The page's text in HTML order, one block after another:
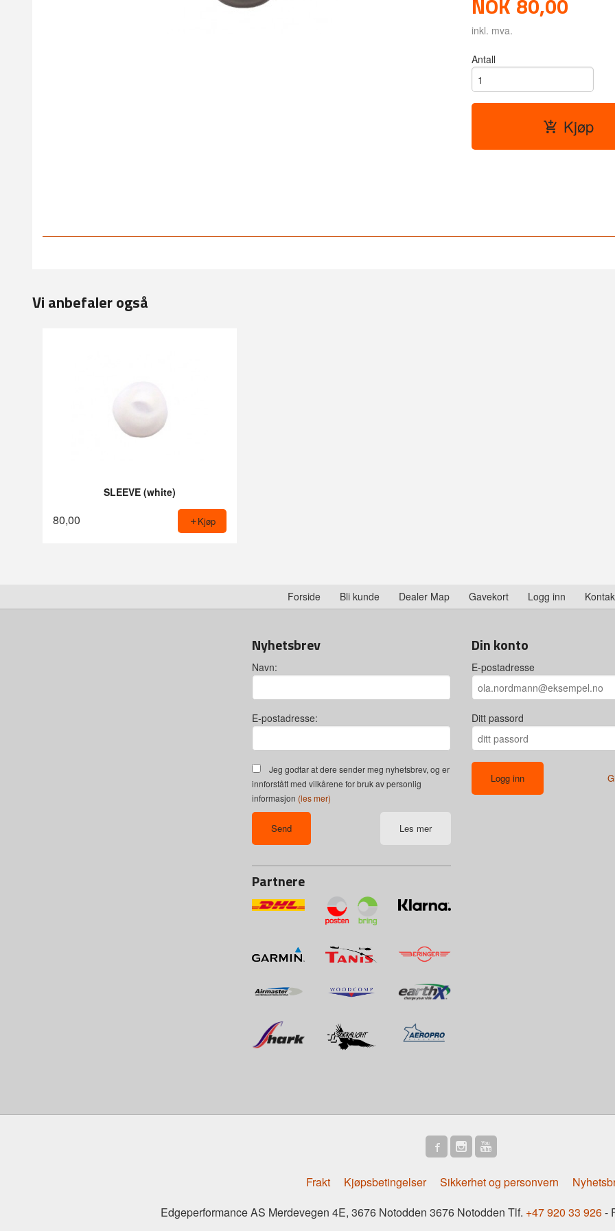
inkl. mva.
Antall
Kjøp
Vi anbefaler også
SLEEVE (white)
80,00 Kjøp
Forside Bli kunde Dealer Map Gavekort Logg inn
Nyhetsbrev
Navn:
E-postadresse:
Jeg godtar at dere sender meg nyhetsbrev, og er
innforstått med vilkårene for bruk av personlig
informasjon (les mer)
Les mer
Partnere
Din konto
E-postadresse
Ditt passord
Frakt Kjøpsbetingelser Sikkerhet og personvern
Edgeperformance AS Merdevegen 4E, 3676 Notodden 3676 Notodden Tlf. +47 920 33 926-